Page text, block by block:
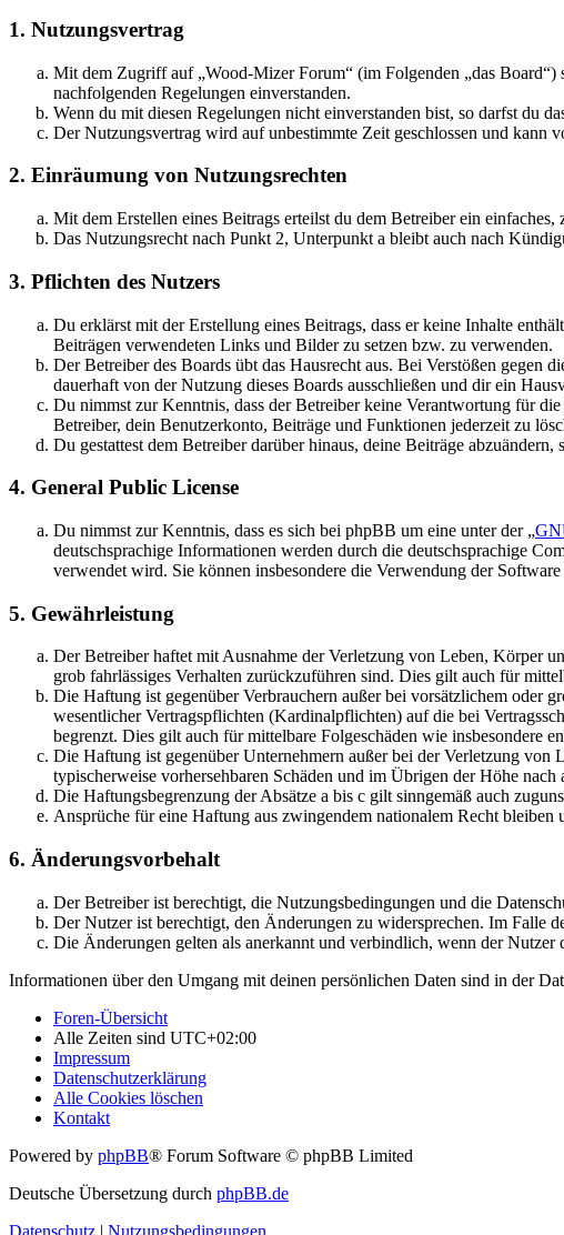
1. Nutzungsvertrag
Mit dem Zugriff auf „Wood-Mizer Forum“ (im Folgenden „das
nachfolgenden Regelungen einverstanden.
Wenn du mit diesen Regelungen nicht einverstanden bist, so darfst du
Der Nutzungsvertrag wird auf unbestimmte Zeit geschlossen und kann
2. Einräumung von Nutzungsrechten
Mit dem Erstellen eines Beitrags erteilst du dem Betreiber ein
Das Nutzungsrecht nach Punkt 2, Unterpunkt a bleibt auch nach
3. Pflichten des Nutzers
Du erklärst mit der Erstellung eines Beitrags, dass er keine Inhalte
Beiträgen verwendeten Links und Bilder zu setzen bzw. zu verwenden.
Der Betreiber des Boards übt das Hausrecht aus. Bei Verstößen gegen
dauerhaft von der Nutzung dieses Boards ausschließen und dir ein
Du nimmst zur Kenntnis, dass der Betreiber keine Verantwortung für
Betreiber, dein Benutzerkonto, Beiträge und Funktionen jederzeit zu
Du gestattest dem Betreiber darüber hinaus, deine Beiträge
4. General Public License
Du nimmst zur Kenntnis, dass es sich bei phpBB um eine unter der „
deutschsprachige Informationen werden durch die deutschsprachige
verwendet wird. Sie können insbesondere die Verwendung der
5. Gewährleistung
Der Betreiber haftet mit Ausnahme der Verletzung von Leben, Körper
grob fahrlässiges Verhalten zurückzuführen sind. Dies gilt auch für
Die Haftung ist gegenüber Verbrauchern außer bei vorsätzlichem oder
wesentlicher Vertragspflichten (Kardinalpflichten) auf die bei
begrenzt. Dies gilt auch für mittelbare Folgeschäden wie insbesondere
Die Haftung ist gegenüber Unternehmern außer bei der Verletzung von
typischerweise vorhersehbaren Schäden und im Übrigen der Höhe
Die Haftungsbegrenzung der Absätze a bis c gilt sinngemäß auch
Ansprüche für eine Haftung aus zwingendem nationalem Recht bleiben
6. Änderungsvorbehalt
Der Betreiber ist berechtigt, die Nutzungsbedingungen und die
Der Nutzer ist berechtigt, den Änderungen zu widersprechen. Im Falle
Die Änderungen gelten als anerkannt und verbindlich, wenn der Nutzer
Informationen über den Umgang mit deinen persönlichen Daten sind in der
Foren-Übersicht
Alle Zeiten sind UTC+02:00
Impressum
Datenschutzerklärung
Alle Cookies löschen
Kontakt
Powered by phpBB® Forum Software © phpBB Limited
Deutsche Übersetzung durch phpBB.de
Datenschutz | Nutzungsbedingungen